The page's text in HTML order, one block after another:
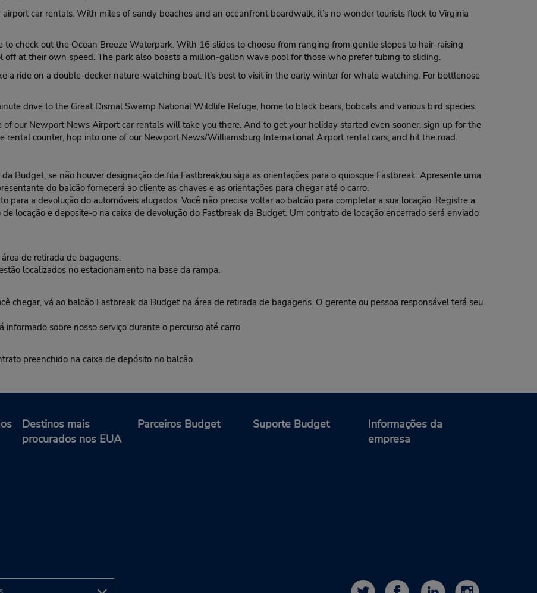
car rentals. With miles of sandy beaches and an oceanfront boardwalk, it’s no wonder tourists flock to Virginia
to check out the Ocean Breeze Waterpark. With 16 slides to choose from ranging from gentle slopes to hair-raising
at their own speed. The park also boasts a million-gallon wave pool for those who prefer tubing to sliding.
a ride on a double-decker nature-watching boat. It’s best to visit in the early winter for whale watching. For bottlenose
drive to the Great Dismal Swamp National Wildlife Refuge, home to black bears, bobcats and various bird species.
of our Newport News Airport car rentals will take you there. And to get your holiday started even sooner, sign up for the
rental counter, hop into one of our Newport News/Williamsburg International Airport rental cars, and hit the road.
Budget, se não houver designação de fila Fastbreak/ou siga as orientações para o quiosque Fastbreak. Apresente uma
do balcão fornecerá ao cliente as chaves e as orientações para chegar até o carro.
para a devolução do automóveis alugados. Você não precisa voltar ao balcão para completar a sua locação. Registre a
locação e deposite-o na caixa de devolução do Fastbreak da Budget. Um contrato de locação encerrado será enviado
de retirada de bagagens.
localizados no estacionamento na base da rampa.
chegar, vá ao balcão Fastbreak da Budget na área de retirada de bagagens. O gerente ou pessoa responsável terá seu
informado sobre nosso serviço durante o percurso até carro.
preenchido na caixa de depósito no balcão.
Destinos mais
procurados nos EUA
Parceiros Budget Suporte Budget
Informações da
empresa